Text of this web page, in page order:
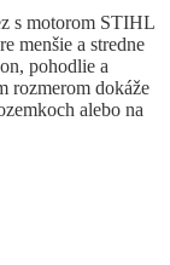
s motorom STIHL
menšie a stredne
pohodlie a
rozmerom dokáže
alebo na